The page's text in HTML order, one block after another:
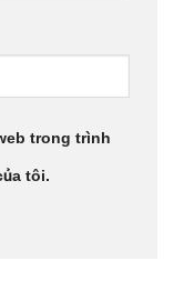
trong trình
tôi.